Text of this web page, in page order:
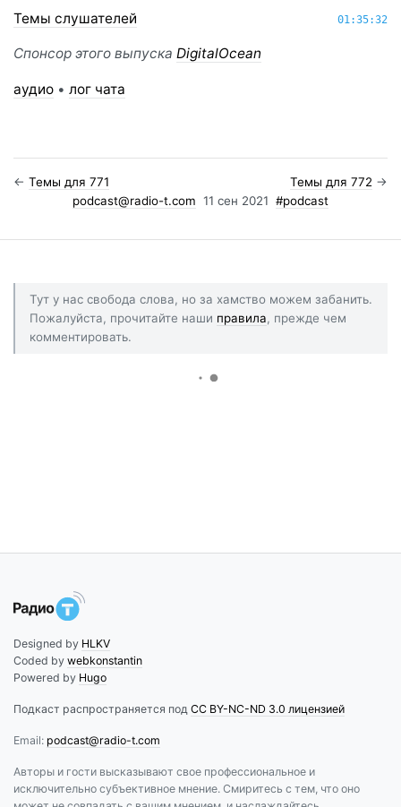
01:35:32
Темы слушателей
Спонсор этого выпуска DigitalOcean
аудио • лог чата
← Темы для 771 Темы для 772 →
podcast@radio-t.com 11 сен 2021 #podcast
Тут у нас свобода слова, но за хамство можем забанить.
Пожалуйста, прочитайте наши правила, прежде чем
комментировать.
Designed by HLKV
Coded by webkonstantin
Powered by Hugo
Подкаст распространяется под CC BY-NC-ND 3.0 лицензией
Email: podcast@radio-t.com
Авторы и гости высказывают свое профессиональное и
исключительно субъективное мнение. Смиритесь с тем, что оно